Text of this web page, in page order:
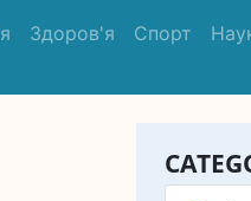
Здоров'я Спорт